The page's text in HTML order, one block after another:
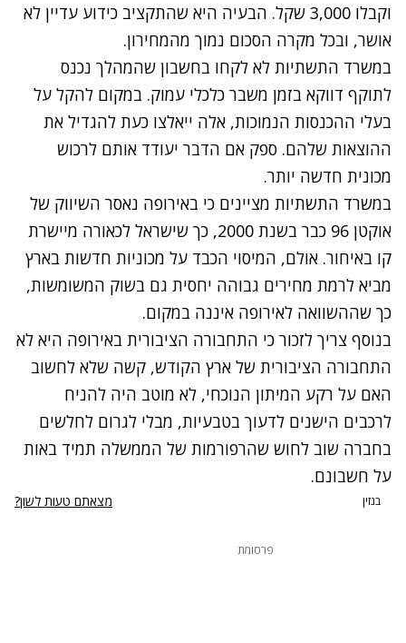
וקבלו 3,000 שקל. הבעיה היא שהתקציב כידוע עדיין לא
אושר, ובכל מקרה הסכום נמוך מהמחירון.
במשרד התשתיות לא לקחו בחשבון שהמהלך נכנס
לתוקף דווקא בזמן משבר כלכלי עמוק. במקום להקל על
בעלי ההכנסות הנמוכות, אלה ייאלצו כעת להגדיל את
ההוצאות שלהם. ספק אם הדבר יעודד אותם לרכוש
מכונית חדשה יותר.
במשרד התשתיות מציינים כי באירופה נאסר השיווק של
אוקטן 96 כבר בשנת 2000, כך שישראל לכאורה מיישרת
קו באיחור. אולם, המיסוי הכבד על מכוניות חדשות בארץ
מביא לרמת מחירים גבוהה יחסית גם בשוק המשומשות,
כך שההשוואה לאירופה איננה במקום.
בנוסף צריך לזכור כי התחבורה הציבורית באירופה היא לא
התחבורה הציבורית של ארץ הקודש, קשה שלא לחשוב
האם על רקע המיתון הנוכחי, לא מוטב היה להניח
לרכבים הישנים לדעוך בטבעיות, מבלי לגרום לחלשים
בחברה שוב לחוש שהרפורמות של הממשלה תמיד באות
על חשבונם.
בנזין מצאתם טעות לשון?
פרסומת